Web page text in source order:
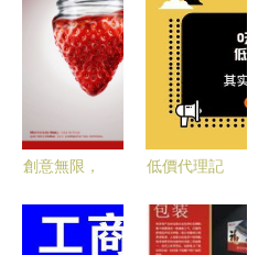
設計?
創意無限，
專業廣告海
低價代理記
司注冊 看